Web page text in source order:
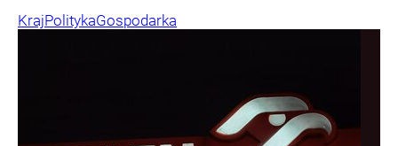
KrajPolitykaGospodarka